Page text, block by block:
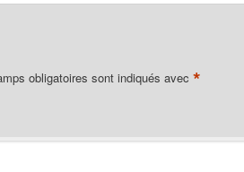
obligatoires sont indiqués avec *